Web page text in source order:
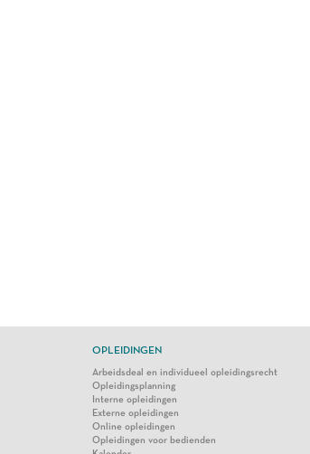
OPLEIDINGEN
Arbeidsdeal en individueel opleidingsrecht
Opleidingsplanning
Interne opleidingen
Externe opleidingen
Online opleidingen
Opleidingen voor bedienden